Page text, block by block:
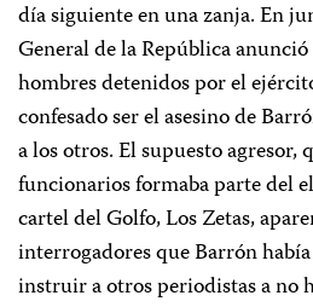
día siguiente en una zanja. En
General de la República
hombres detenidos por el
confesado ser el asesino de
a los otros. El supuesto agresor,
funcionarios formaba parte del
cartel del Golfo, Los Zetas,
interrogadores que Barrón
instruir a otros periodistas a no